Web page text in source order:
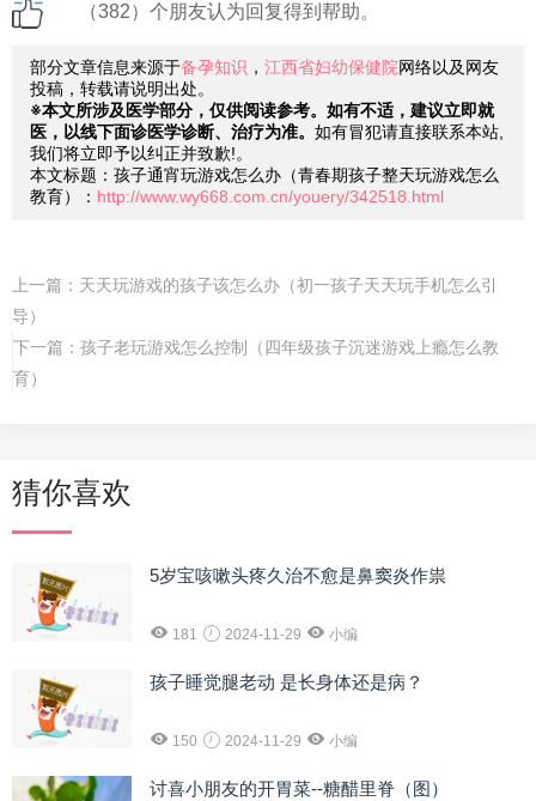
（382）个朋友认为回复得到帮助。
部分文章信息来源于备孕知识 ， 江西省妇幼保健院网络以及网友
投稿，转载请说明出处。
※本文所涉及医学部分，仅供阅读参考。如有不适，建议立即就
医，以线下面诊医学诊断、治疗为准。 如有冒犯请直接联系本站,
我们将立即予以纠正并致歉!。
本文标题：孩子通宵玩游戏怎么办（青春期孩子整天玩游戏怎么
教育）： http://www.wy668.com.cn/youery/342518.html
上一篇： 天天玩游戏的孩子该怎么办（初一孩子天天玩手机怎么引
导）
下一篇： 孩子老玩游戏怎么控制（四年级孩子沉迷游戏上瘾怎么教
育）
猜你喜欢
5岁宝咳嗽头疼久治不愈是鼻窦炎作祟
181 2024-11-29 小编
孩子睡觉腿老动 是长身体还是病？
150 2024-11-29 小编
讨喜小朋友的开胃菜--糖醋里脊（图）